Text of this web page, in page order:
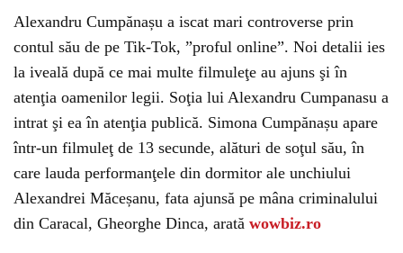
Alexandru Cumpănașu a iscat mari controverse prin
contul său de pe Tik-Tok, ”proful online”. Noi detalii ies
la iveală după ce mai multe filmuleţe au ajuns şi în
atenţia oamenilor legii. Soţia lui Alexandru Cumpanasu a
intrat şi ea în atenţia publică. Simona Cumpănașu apare
într-un filmuleţ de 13 secunde, alături de soţul său, în
care lauda performanţele din dormitor ale unchiului
Alexandrei Măceșanu, fata ajunsă pe mâna criminalului
din Caracal, Gheorghe Dinca, arată wowbiz.ro